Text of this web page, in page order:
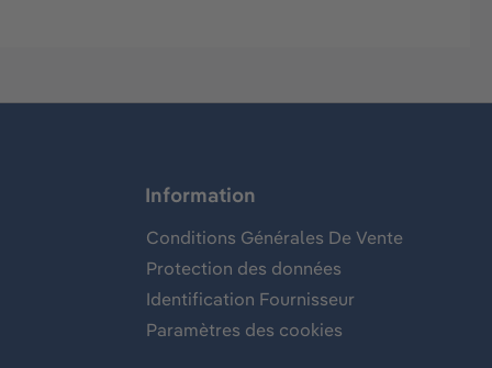
Information
Conditions Générales De Vente
Protection des données
Identification Fournisseur
Paramètres des cookies